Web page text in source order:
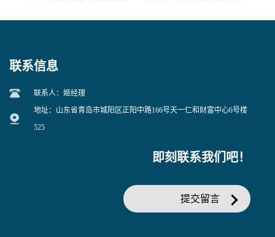
联系信息
联系人：姬经理
地址：山东省青岛市城阳区正阳中路166号天一仁和财富中心6号楼
525
即刻联系我们吧！
提交留言